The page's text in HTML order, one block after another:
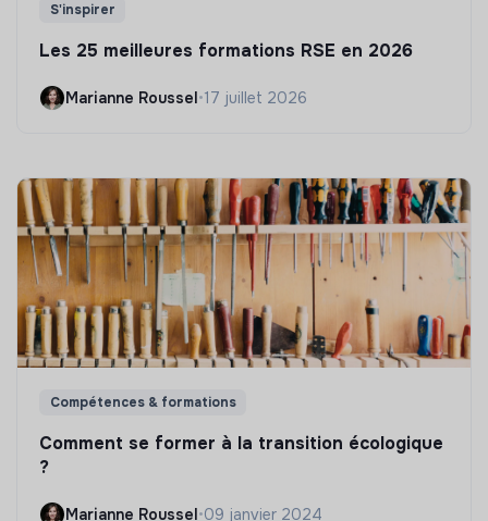
S'inspirer
Les 25 meilleures formations RSE en 2026
Marianne Roussel•17 juillet 2026
Compétences & formations
Comment se former à la transition écologique
?
Marianne Roussel•09 janvier 2024